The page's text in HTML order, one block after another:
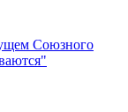
Союзного